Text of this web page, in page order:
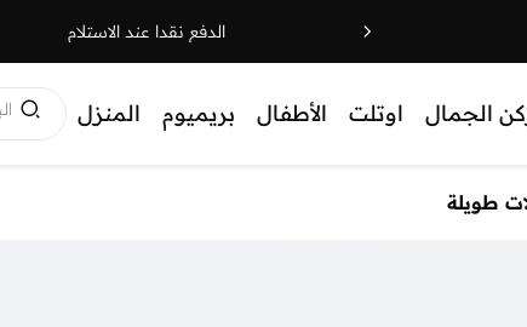
الدفع نقدا عند الاستلام
الجمال اوتلت الأطفال بريميوم المنزل
طويلة